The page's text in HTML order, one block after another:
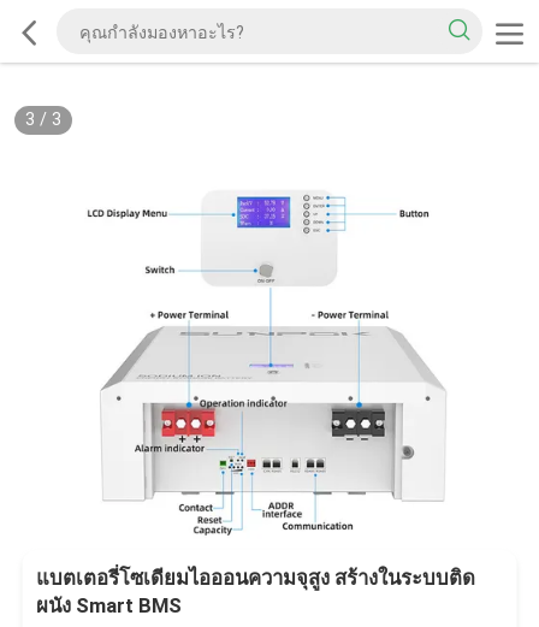
3 / 3
แบตเตอรี่โซเดียมไอออนความจุสูง สร้างในระบบติด
ผนัง Smart BMS